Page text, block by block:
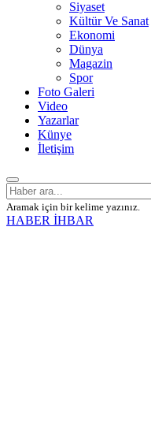
Siyaset
Kültür Ve Sanat
Ekonomi
Dünya
Magazin
Spor
Foto Galeri
Video
Yazarlar
Künye
İletişim
Aramak için bir kelime yazınız.
HABER İHBAR